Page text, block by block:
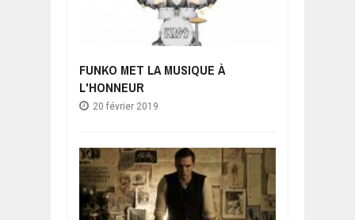
FUNKO MET LA MUSIQUE À
L'HONNEUR
20 février 2019